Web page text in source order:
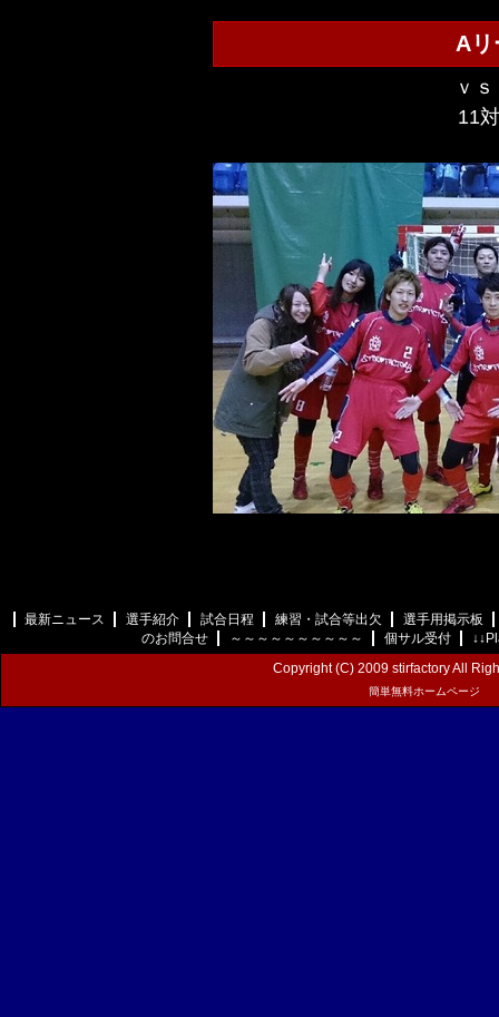
Aリ
ｖ
11
最新ニュース 選手紹介 試合日程 練習・試合等出欠
選手用掲示板
のお問合せ
～～～～～～～～～～ 個サル受付
Copyright (C) 2009 stirfactory All
簡単無料ホームページ